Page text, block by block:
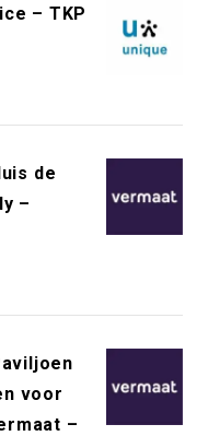
– TKP
de
–
voor
–